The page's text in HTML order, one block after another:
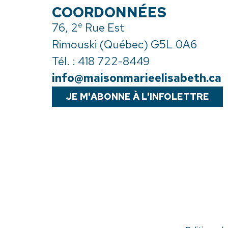
COORDONNÉES
76, 2e Rue Est
Rimouski (Québec) G5L 0A6
Tél. : 418 722-8449
info@maisonmarieelisabeth.ca
JE M'ABONNE À L'INFOLETTRE